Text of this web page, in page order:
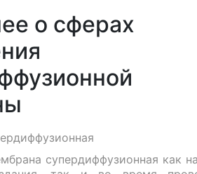
о сферах
супердиффузионная как